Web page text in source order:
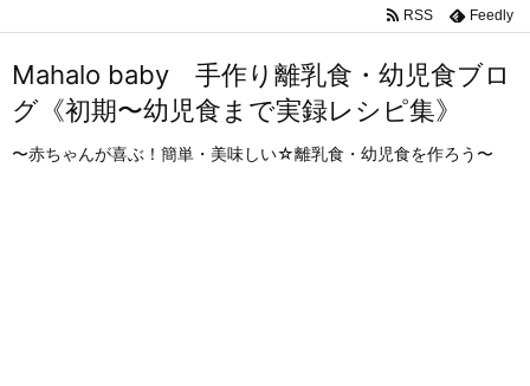
Mahalo baby 手作り離乳食・幼児食ブロ
グ《初期〜幼児食まで実録レシピ集》
〜赤ちゃんが喜ぶ！簡単・美味しい☆離乳食・幼児食を作ろう〜
RSS Feedly